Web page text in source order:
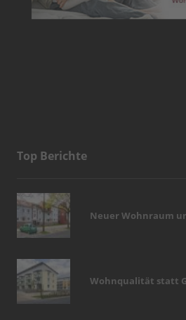
Top Berichte
Neuer Wohnraum
Wohnqualität statt